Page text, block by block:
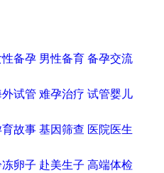
备孕 男性备育备孕交流
试管 难孕治疗 试管婴儿
故事基因筛查 医院医生
卵子 赴美生子 高端体检